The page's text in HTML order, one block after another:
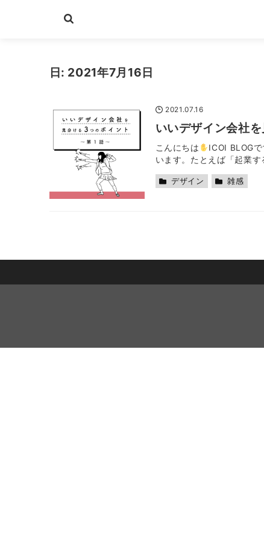
日: 2021年7月16日
2021.07.16
いいデザイン会社
こんにちは
ICOI BLOG
います。たとえば「起業
デザイン 雑感